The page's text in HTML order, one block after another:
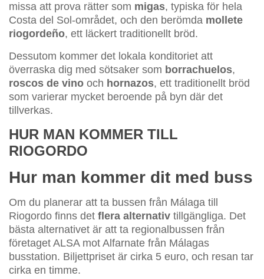
missa att prova rätter som migas, typiska för hela
Costa del Sol-området, och den berömda mollete
riogordeño, ett läckert traditionellt bröd.
Dessutom kommer det lokala konditoriet att
överraska dig med sötsaker som borrachuelos,
roscos de vino och hornazos, ett traditionellt bröd
som varierar mycket beroende på byn där det
tillverkas.
HUR MAN KOMMER TILL
RIOGORDO
Hur man kommer dit med buss
Om du planerar att ta bussen från Málaga till
Riogordo finns det flera alternativ tillgängliga. Det
bästa alternativet är att ta regionalbussen från
företaget ALSA mot Alfarnate från Málagas
busstation. Biljettpriset är cirka 5 euro, och resan tar
cirka en timme.